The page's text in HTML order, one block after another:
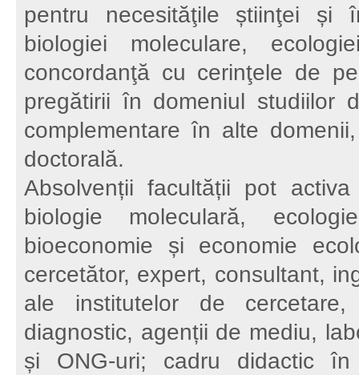
pentru necesităţile știinţei și
biologiei moleculare,
concordanţă cu cerinţele de
pregătirii în domeniul studiilor
complementare în alte
doctorală.
Absolvenții facultății pot
biologie moleculară,
bioeconomie și economie
cercetător, expert, consultant,
ale institutelor de
diagnostic, agenții de mediu,
și ONG-uri; cadru didactic în